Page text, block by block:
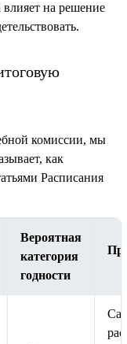
на решение
комиссии, мы
как
Расписания
Вероятная
категория
годности